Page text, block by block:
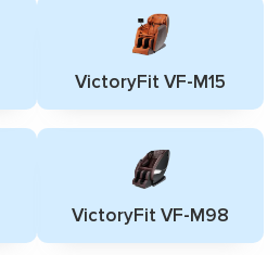
VictoryFit VF-M15
VictoryFit VF-M98